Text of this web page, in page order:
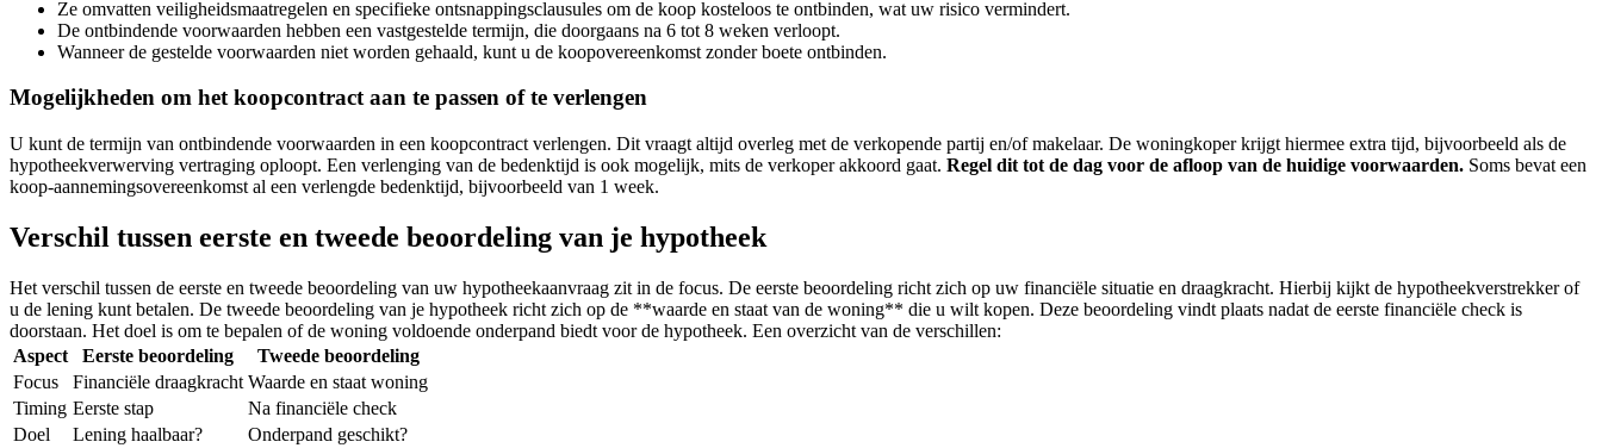
Ze omvatten veiligheidsmaatregelen en specifieke ontsnappingsclausules om de koop kosteloos te ontbinden, wat uw risico vermindert.
De ontbindende voorwaarden hebben een vastgestelde termijn, die doorgaans na 6 tot 8 weken verloopt.
Wanneer de gestelde voorwaarden niet worden gehaald, kunt u de koopovereenkomst zonder boete ontbinden.
Mogelijkheden om het koopcontract aan te passen of te verlengen
U kunt de termijn van ontbindende voorwaarden in een koopcontract verlengen. Dit vraagt altijd overleg met de verkopende partij en/of makelaar. De woningkoper krijgt hiermee extra tijd, bijvoorbeeld als de
hypotheekverwerving vertraging oploopt. Een verlenging van de bedenktijd is ook mogelijk, mits de verkoper akkoord gaat. Regel dit tot de dag voor de afloop van de huidige voorwaarden. Soms bevat een
koop-aannemingsovereenkomst al een verlengde bedenktijd, bijvoorbeeld van 1 week.
Verschil tussen eerste en tweede beoordeling van je hypotheek
Het verschil tussen de eerste en tweede beoordeling van uw hypotheekaanvraag zit in de focus. De eerste beoordeling richt zich op uw financiële situatie en draagkracht. Hierbij kijkt de hypotheekverstrekker of
u de lening kunt betalen. De tweede beoordeling van je hypotheek richt zich op de **waarde en staat van de woning** die u wilt kopen. Deze beoordeling vindt plaats nadat de eerste financiële check is
doorstaan. Het doel is om te bepalen of de woning voldoende onderpand biedt voor de hypotheek. Een overzicht van de verschillen:
Aspect
Eerste beoordeling
Tweede beoordeling
Focus
Financiële draagkracht Waarde en staat woning
Timing Eerste stap
Na financiële check
Doel
Lening haalbaar? Onderpand geschikt?